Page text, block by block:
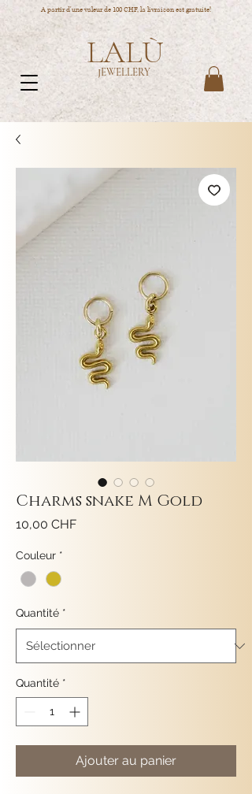
A partir d'une valeur de 100 CHF, la livraison est gratuite!
LALÙ
JEWELLERY
Charms snake M Gold
10,00 CHFPrix
Couleur *
Quantité *
Quantité *
Ajouter au panier